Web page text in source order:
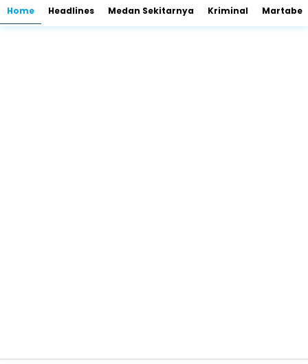
Home Headlines Medan Sekitarnya Kriminal Martabe